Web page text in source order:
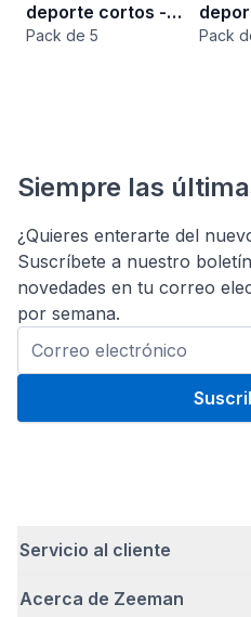
deporte cortos -
Blanco
Pack de 5
Negro
Pack
Siempre las
¿Quieres enterarte del
Suscríbete a nuestro
novedades en tu correo
por semana.
Servicio al cliente
Preguntas frecuentes
Acerca de Zeeman